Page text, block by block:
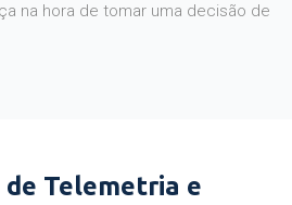
na hora de tomar uma decisão de
de Telemetria e